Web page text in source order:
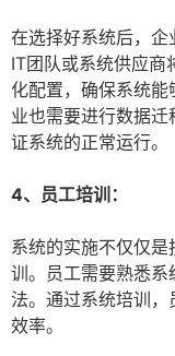
在选择好系统后，企
IT团队或系统供应商
化配置，确保系统
业也需要进行数据
证系统的正常运行。
4、员工培训：
系统的实施不仅仅
训。员工需要熟悉
法。通过系统培训
效率。